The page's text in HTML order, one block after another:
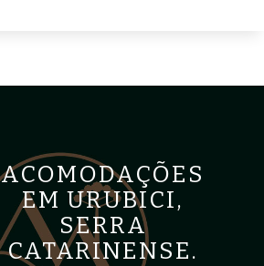
ACOMODAÇÕES
EM URUBICI,
SERRA
CATARINENSE.